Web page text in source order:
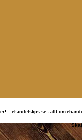
| ehandelstips.se - allt om